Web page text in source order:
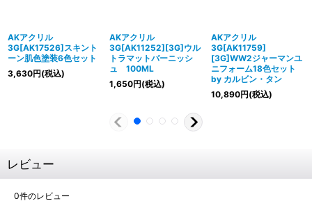
AKアクリル
3G[AK17526]スキント
ーン肌色塗装6色セット
3,630円(税込)
AKアクリル
3G[AK11252][3G]ウル
トラマットバーニッシ
ュ 100ML
1,650円(税込)
AKアクリル
3G[AK11759]
[3G]WW2ジャーマンユ
ニフォーム18色セット
by カルビン・タン
10,890円(税込)
レビュー
0件のレビュー